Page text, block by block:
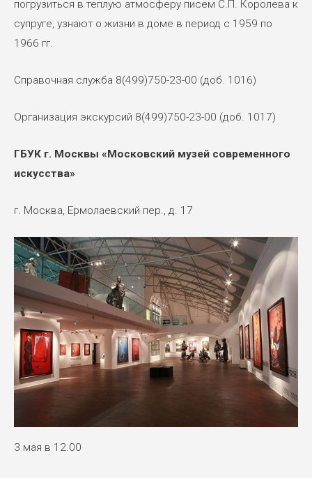
погрузиться в теплую атмосферу писем С.П. Королева к
супруге, узнают о жизни в доме в период с 1959 по
1966 гг.
Справочная служба 8(499)750-23-00 (доб. 1016)
Организация экскурсий 8(499)750-23-00 (доб. 1017)
ГБУК г. Москвы «Московский музей современного
искусства»
г. Москва, Ермолаевский пер., д. 17
3 мая в 12.00